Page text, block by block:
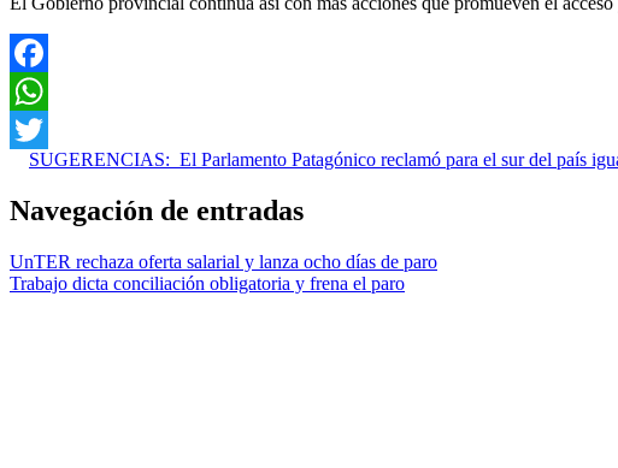
Facebook
WhatsApp
Twitter
SUGERENCIAS: El Parlamento Patagónico reclamó para el sur del país
Navegación de entradas
UnTER rechaza oferta salarial y lanza ocho días de paro
Trabajo dicta conciliación obligatoria y frena el paro